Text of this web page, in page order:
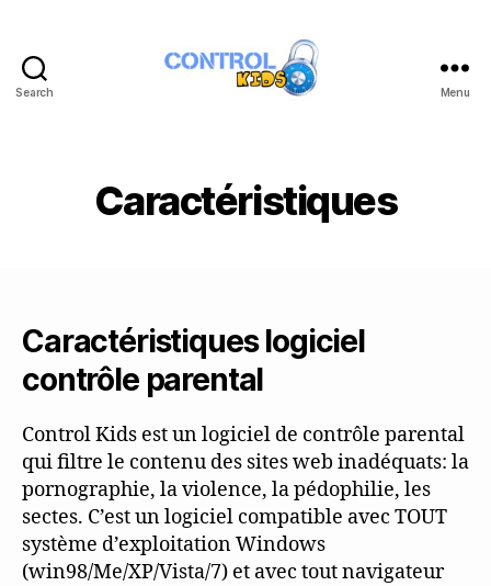
Search
de
controle
Menu
Caractéristiques
Caractéristiques logiciel
contrôle parental
Control Kids est un logiciel de contrôle parental
qui filtre le contenu des sites web inadéquats: la
pornographie, la violence, la pédophilie, les
sectes. C’est un logiciel compatible avec TOUT
système d’exploitation Windows
(win98/Me/XP/Vista/7) et avec tout navigateur